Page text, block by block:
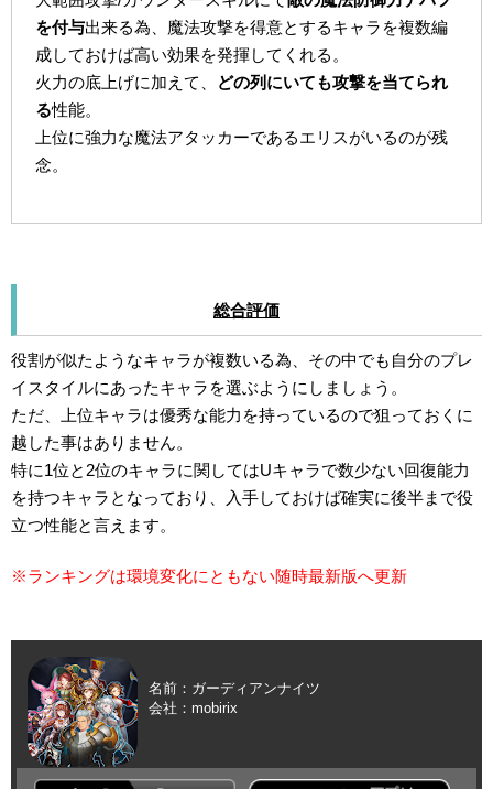
を付与出来る為、魔法攻撃を得意とするキャラを複数編
成しておけば高い効果を発揮してくれる。
火力の底上げに加えて、 どの列にいても攻撃を当てられ
る性能。
上位に強力な魔法アタッカーであるエリスがいるのが残
念。
総合評価
役割が似たようなキャラが複数いる為、その中でも自分のプレ
イスタイルにあったキャラを選ぶようにしましょう。
ただ、上位キャラは優秀な能力を持っているので狙っておくに
越した事はありません。
特に1位と2位のキャラに関してはUキャラで数少ない回復能力
を持つキャラとなっており、入手しておけば確実に後半まで役
立つ性能と言えます。
※ランキングは環境変化にともない随時最新版へ更新
名前：ガーディアンナイツ
会社：mobirix